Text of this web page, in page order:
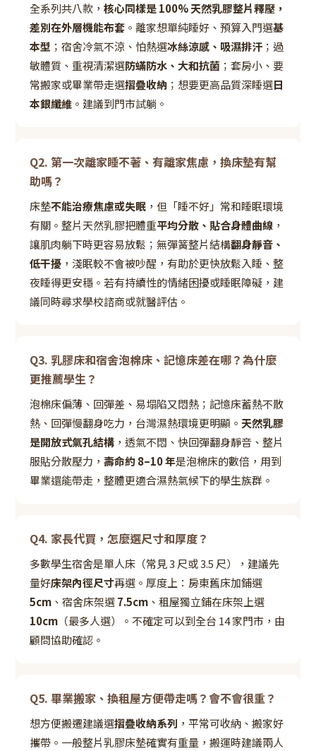
全系列共八款， 核心同樣是 100% 天然乳膠整片釋壓，
差別在外層機能布套 。離家想單純睡好、預算入門選基
本型 ；宿舍冷氣不涼、怕熱選冰絲涼感、吸濕排汗 ；過
敏體質、重視清潔選防蟎防水、大和抗菌 ；套房小、要
常搬家或畢業帶走選摺疊收納 ；想要更高品質深睡選日
本銀纖維 。建議到門市試躺。
Q2. 第一次離家睡不著、有離家焦慮，換床墊有幫
助嗎？
床墊不能治療焦慮或失眠 ，但「睡不好」常和睡眠環境
有關。整片天然乳膠把體重平均分散、貼合身體曲線 ，
讓肌肉躺下時更容易放鬆；無彈簧整片結構翻身靜音、
低干擾 ，淺眠較不會被吵醒，有助於更快放鬆入睡、整
夜睡得更安穩。若有持續性的情緒困擾或睡眠障礙，建
議同時尋求學校諮商或就醫評估。
Q3. 乳膠床和宿舍泡棉床、記憶床差在哪？為什麼
更推薦學生？
泡棉床偏薄、回彈差、易塌陷又悶熱；記憶床蓄熱不散
熱、回彈慢翻身吃力，台灣濕熱環境更明顯。 天然乳膠
是開放式氣孔結構 ，透氣不悶、快回彈翻身靜音、整片
服貼分散壓力， 壽命約 8–10 年是泡棉床的數倍，用到
畢業還能帶走，整體更適合濕熱氣候下的學生族群。
Q4. 家長代買，怎麼選尺寸和厚度？
多數學生宿舍是單人床（常見 3 尺或 3.5 尺），建議先
量好床架內徑尺寸再選。厚度上：房東舊床加鋪選
5cm 、宿舍床架選7.5cm 、租屋獨立鋪在床架上選
10cm （最多人選）。不確定可以到全台 14 家門市，由
顧問協助確認。
Q5. 畢業搬家、換租屋方便帶走嗎？會不會很重？
想方便搬遷建議選摺疊收納系列 ，平常可收納、搬家好
攜帶。一般整片乳膠床墊確實有重量，搬運時建議兩人